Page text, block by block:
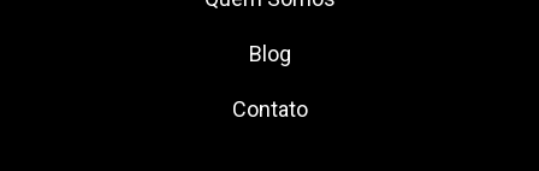
Blog
Contato